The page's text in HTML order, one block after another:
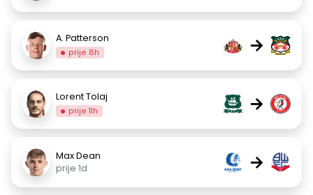
A. Patterson
prije 8h →
Lorent Tolaj
prije 11h →
Max Dean
prije 1d
→